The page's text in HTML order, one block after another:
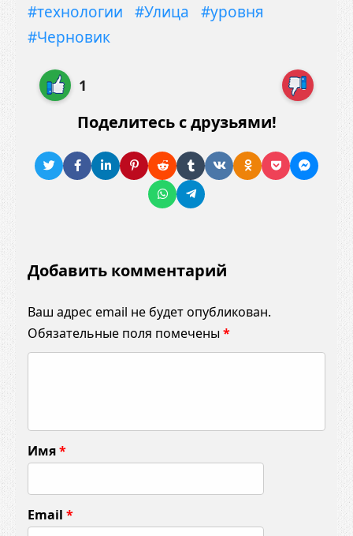
#технологии
#Улица
#уровня
#Черновик
1
Поделитесь с друзьями!
Добавить комментарий
Ваш адрес email не будет опубликован.
Обязательные поля помечены *
м
е
т
а
Имя*
Email *